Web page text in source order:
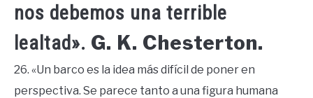
nos debemos una terrible
lealtad». G. K. Chesterton.
26. «Un barco es la idea más difícil de poner en
perspectiva. Se parece tanto a una figura humana